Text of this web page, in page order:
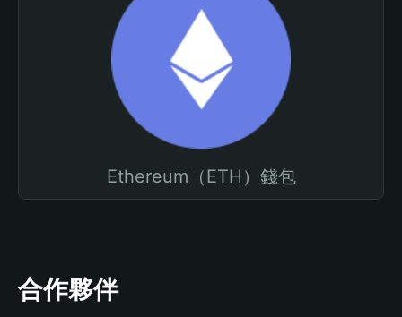
Ethereum（ETH）錢包
合作夥伴